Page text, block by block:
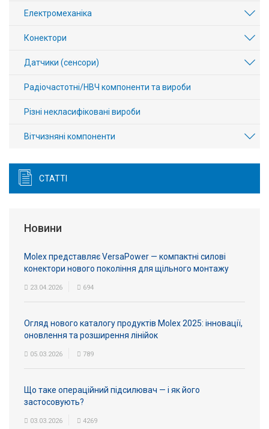
Електромеханіка
Конектори
Датчики (сенсори)
Радіочастотні/НВЧ компоненти та вироби
Різні некласифіковані вироби
Вітчизняні компоненти
СТАТТІ
Новини
Molex представляє VersaPower — компактні силові
конектори нового покоління для щільного монтажу
23.04.2026 694
Огляд нового каталогу продуктів Molex 2025: інновації,
оновлення та розширення лінійок
05.03.2026 789
Що таке операційний підсилювач — і як його
застосовують?
03.03.2026 4269